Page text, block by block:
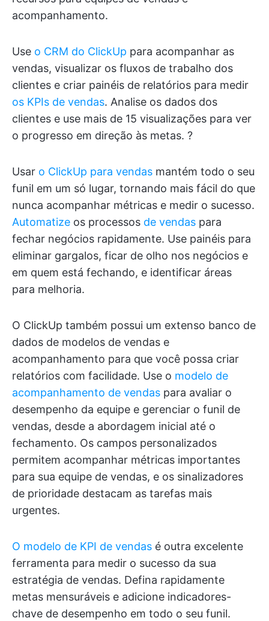
acompanhamento.
Use o CRM do ClickUp para acompanhar as
vendas, visualizar os fluxos de trabalho dos
clientes e criar painéis de relatórios para medir
os KPIs de vendas. Analise os dados dos
clientes e use mais de 15 visualizações para ver
o progresso em direção às metas. ?
Usar o ClickUp para vendas mantém todo o seu
funil em um só lugar, tornando mais fácil do que
nunca acompanhar métricas e medir o sucesso.
Automatize os processos de vendas para
fechar negócios rapidamente. Use painéis para
eliminar gargalos, ficar de olho nos negócios e
em quem está fechando, e identificar áreas
para melhoria.
O ClickUp também possui um extenso banco de
dados de modelos de vendas e
acompanhamento para que você possa criar
relatórios com facilidade. Use o modelo de
acompanhamento de vendas para avaliar o
desempenho da equipe e gerenciar o funil de
vendas, desde a abordagem inicial até o
fechamento. Os campos personalizados
permitem acompanhar métricas importantes
para sua equipe de vendas, e os sinalizadores
de prioridade destacam as tarefas mais
urgentes.
O modelo de KPI de vendas é outra excelente
ferramenta para medir o sucesso da sua
estratégia de vendas. Defina rapidamente
metas mensuráveis e adicione indicadores-
chave de desempenho em todo o seu funil.